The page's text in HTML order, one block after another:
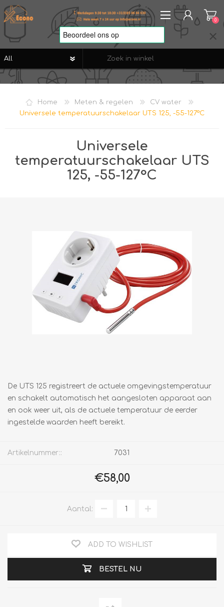
REGISTREREN
VERLANGLIJST
0
Home Meten & regelen
CV water
Universele temperatuurschakelaar UTS 125, -55-127°C
Universele
temperatuurschakelaar UTS
125, -55-127°C
De UTS 125 registreert de actuele omgevingstemperatuur
en schakelt automatisch het aangesloten apparaat aan
en ook weer uit, als de actuele temperatuur de eerder
ingestelde waarden heeft bereikt.
Artikelnummer:: 7031
€58,00
Aantal:
ADD TO WISHLIST
BESTEL NU